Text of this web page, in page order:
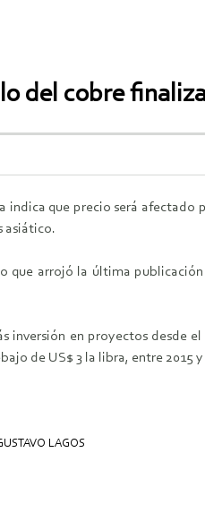
del cobre
que precio será afectado
asiático.
que arrojó la última
inversión en proyectos desde
de US$ 3 la libra, entre 2015 y
LAGOS